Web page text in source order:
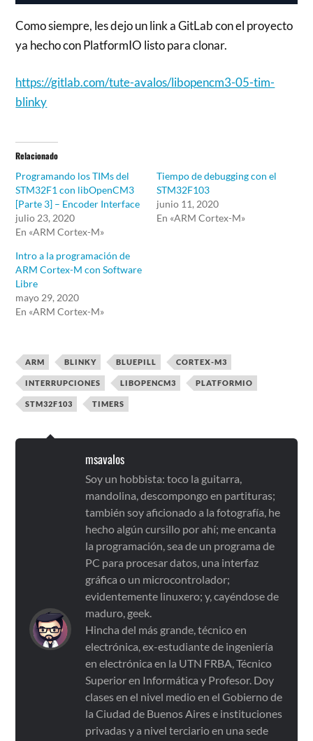
Como siempre, les dejo un link a GitLab con el proyecto
ya hecho con PlatformIO listo para clonar.
https://gitlab.com/tute-avalos/libopencm3-05-tim-
blinky
Relacionado
Programando los TIMs del
STM32F1 con libOpenCM3
[Parte 3] – Encoder Interface
julio 23, 2020
En «ARM Cortex-M»
Tiempo de debugging con el
STM32F103
junio 11, 2020
En «ARM Cortex-M»
Intro a la programación de
ARM Cortex-M con Software
Libre
mayo 29, 2020
En «ARM Cortex-M»
ARM BLINKY BLUEPILL CORTEX-M3
INTERRUPCIONES LIBOPENCM3 PLATFORMIO
STM32F103 TIMERS
msavalos
Soy un hobbista: toco la guitarra,
mandolina, descompongo en partituras;
también soy aficionado a la fotografía, he
hecho algún cursillo por ahí; me encanta
la programación, sea de un programa de
PC para procesar datos, una interfaz
gráfica o un microcontrolador;
evidentemente linuxero; y, cayéndose de
maduro, geek.
Hincha del más grande, técnico en
electrónica, ex-estudiante de ingeniería
en electrónica en la UTN FRBA, Técnico
Superior en Informática y Profesor. Doy
clases en el nivel medio en el Gobierno de
la Ciudad de Buenos Aires e instituciones
privadas y a nivel terciario en una sede